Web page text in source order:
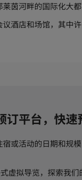
茵河畔的国际化大
酒店和场馆，其中
订平台，快速
或活动的日期和规
虚拟导览，探索我